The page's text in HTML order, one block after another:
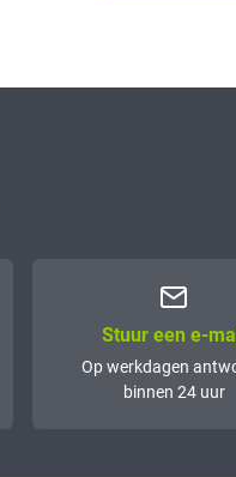
Stuur een e-
Op werkdagen
binnen 24 uur